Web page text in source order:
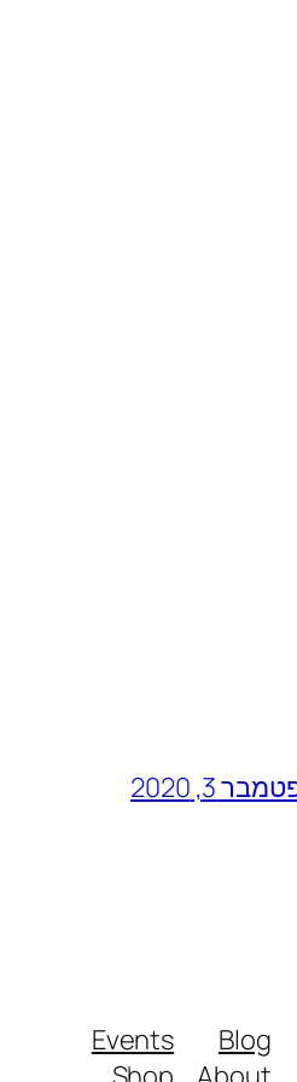
3, 2020
Blog
Events